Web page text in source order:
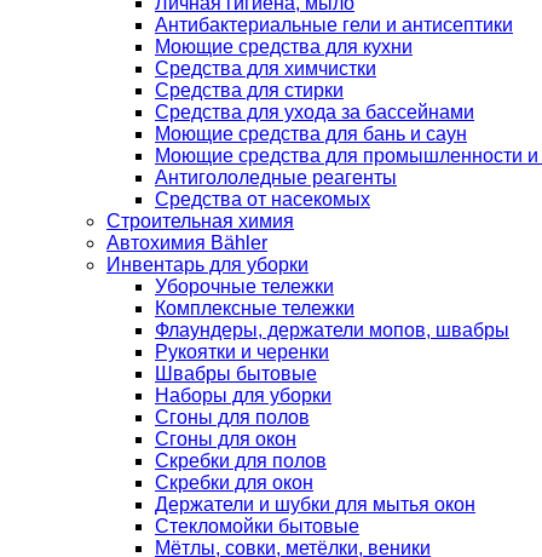
Антибактериальные гели и антисептики
Моющие средства для кухни
Средства для химчистки
Средства для стирки
Средства для ухода за бассейнами
Моющие средства для бань и саун
Моющие средства для промышленности и
Антигололедные реагенты
Средства от насекомых
Строительная химия
Автохимия Bähler
Инвентарь для уборки
Уборочные тележки
Комплексные тележки
Флаундеры, держатели мопов, швабры
Рукоятки и черенки
Швабры бытовые
Наборы для уборки
Сгоны для полов
Сгоны для окон
Скребки для полов
Скребки для окон
Держатели и шубки для мытья окон
Стекломойки бытовые
Мётлы, совки, метёлки, веники